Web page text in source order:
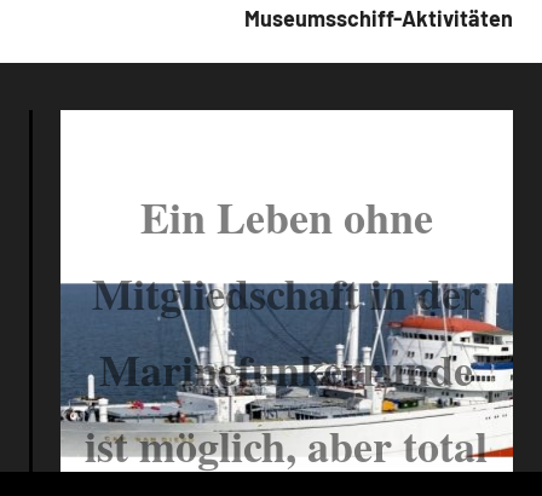
Museumsschiff-Aktivitäten
Ein Leben ohne
Mitgliedschaft in der
Marinefunkerrunde
ist möglich, aber total